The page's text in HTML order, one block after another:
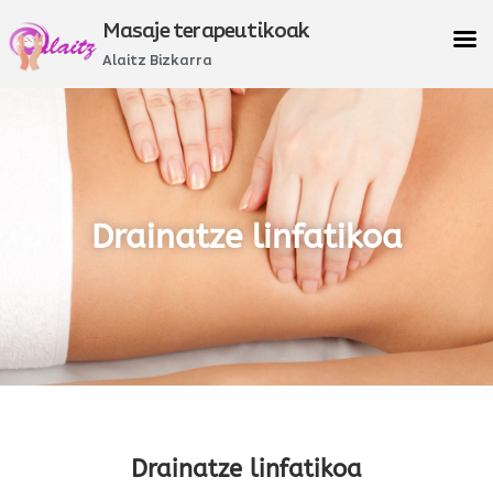
Masaje terapeutikoak
Alaitz Bizkarra
Drainatze linfatikoa
Drainatze linfatikoa